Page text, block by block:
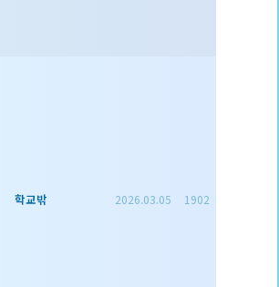
학교밖 2026.03.05 1902